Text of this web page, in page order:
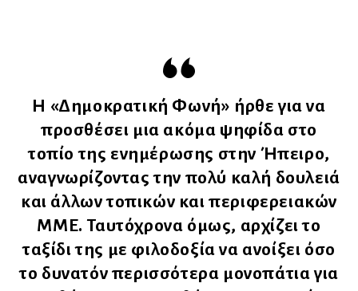
Η «Δημοκρατική Φωνή» ήρθε για να
προσθέσει μια ακόμα ψηφίδα στο
τοπίο της ενημέρωσης στην Ήπειρο,
αναγνωρίζοντας την πολύ καλή δουλειά
και άλλων τοπικών και περιφερειακών
ΜΜΕ. Ταυτόχρονα όμως, αρχίζει το
ταξίδι της με φιλοδοξία να ανοίξει όσο
το δυνατόν περισσότερα μονοπάτια για